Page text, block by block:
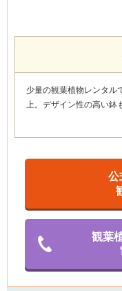
少量の観葉植物レンタル
上。 デザイン性の高い鉢
公
観葉